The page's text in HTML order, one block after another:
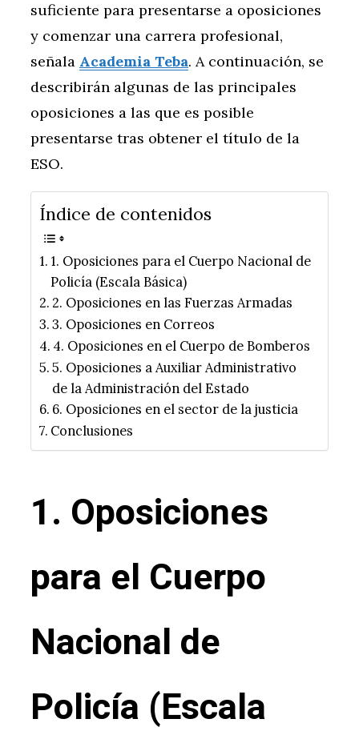
suficiente para presentarse a oposiciones
y comenzar una carrera profesional,
señala Academia Teba. A continuación, se
describirán algunas de las principales
oposiciones a las que es posible
presentarse tras obtener el título de la
ESO.
Índice de contenidos
1. Oposiciones para el Cuerpo Nacional de
Policía (Escala Básica)
2. Oposiciones en las Fuerzas Armadas
3. Oposiciones en Correos
4. Oposiciones en el Cuerpo de Bomberos
5. Oposiciones a Auxiliar Administrativo
de la Administración del Estado
6. Oposiciones en el sector de la justicia
Conclusiones
1. Oposiciones
para el Cuerpo
Nacional de
Policía (Escala